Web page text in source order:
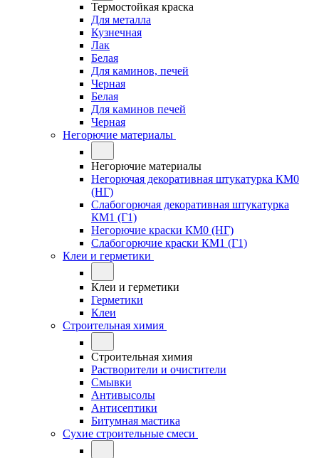
Термостойкая краска
Для металла
Кузнечная
Лак
Белая
Для каминов, печей
Черная
Белая
Для каминов печей
Черная
Негорючие материалы
Негорючие материалы
Негорючая декоративная штукатурка КМ0
(НГ)
Слабогорючая декоративная штукатурка
КМ1 (Г1)
Негорючие краски КМ0 (НГ)
Слабогорючие краски КМ1 (Г1)
Клеи и герметики
Клеи и герметики
Герметики
Клеи
Строительная химия
Строительная химия
Растворители и очистители
Смывки
Антивысолы
Антисептики
Битумная мастика
Сухие строительные смеси